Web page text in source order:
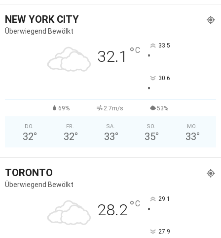
NEW YORK CITY
Überwiegend Bewölkt
32.1 °C 33.5
°
30.6
°
69% 2.7m/s 53%
DO.
32°
FR.
32°
SA.
33°
SO.
35°
MO.
33°
TORONTO
Überwiegend Bewölkt
28.2°C 29.1
°
27.9